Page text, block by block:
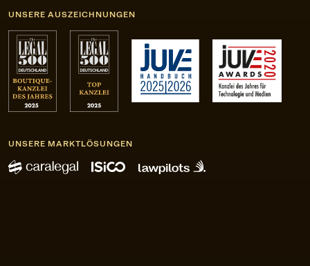
UNSERE AUSZEICHNUNGEN
UNSERE MARKTLÖSUNGEN